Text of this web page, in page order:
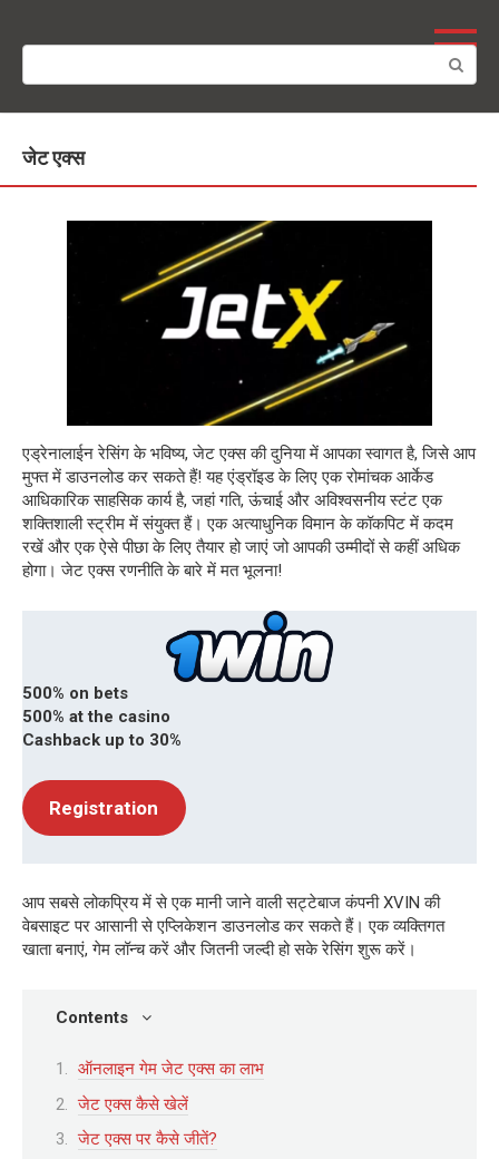
Search:
जेट एक्स
एड्रेनालाईन रेसिंग के भविष्य, जेट एक्स की दुनिया में आपका स्वागत है, जिसे आप
मुफ्त में डाउनलोड कर सकते हैं! यह एंड्रॉइड के लिए एक रोमांचक आर्केड
आधिकारिक साहसिक कार्य है, जहां गति, ऊंचाई और अविश्वसनीय स्टंट एक
शक्तिशाली स्ट्रीम में संयुक्त हैं। एक अत्याधुनिक विमान के कॉकपिट में कदम
रखें और एक ऐसे पीछा के लिए तैयार हो जाएं जो आपकी उम्मीदों से कहीं अधिक
होगा। जेट एक्स रणनीति के बारे में मत भूलना!
500% on bets
500% at the casino
Cashback up to 30%
Registration
आप सबसे लोकप्रिय में से एक मानी जाने वाली सट्टेबाज कंपनी XVIN की
वेबसाइट पर आसानी से एप्लिकेशन डाउनलोड कर सकते हैं। एक व्यक्तिगत
खाता बनाएं, गेम लॉन्च करें और जितनी जल्दी हो सके रेसिंग शुरू करें।
Contents
ऑनलाइन गेम जेट एक्स का लाभ
जेट एक्स कैसे खेलें
जेट एक्स पर कैसे जीतें?